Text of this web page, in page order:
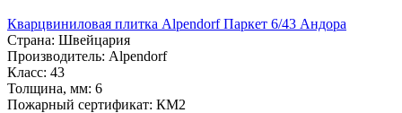
Кварцвиниловая плитка Alpendorf Паркет 6/43 Андора
Страна: Швейцария
Производитель: Alpendorf
Класс: 43
Толщина, мм: 6
Пожарный сертификат: КМ2